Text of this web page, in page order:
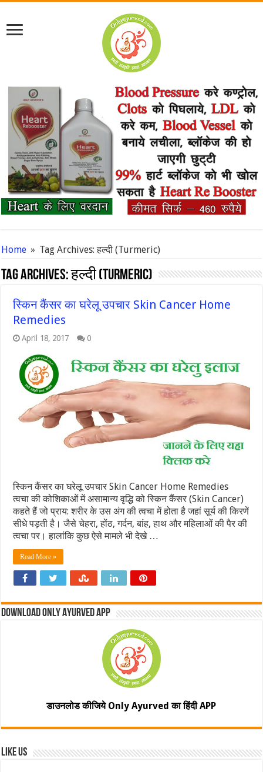
Home » Tag Archives: हल्दी (Turmeric)
Tag Archives:हल्दी (Turmeric)
स्किन कैंसर का घरेलू उपचार Skin Cancer Home
Remedies
April 18, 2017 0
स्किन कैंसर का घरेलू उपचार Skin Cancer Home Remedies
त्वचा की कोशिकाओं में असामान्य वृद्धि को स्किन कैंसर (Skin Cancer)
कहते हैं जो प्राय: शरीर के उस अंग की त्वचा में होता है जहां सूर्य की किरणें
सीधे पड़ती है। जैसे चेहरा, होंठ, गर्दन, बांह, हाथ और महिलाओं की पैर की
त्वचा पर। हालांकि कुछ ऐसे मामले भी देखे …
Read More »
Download Only Ayurved App
डाउनलोड कीजिये Only Ayurved का हिंदी APP
Like Us